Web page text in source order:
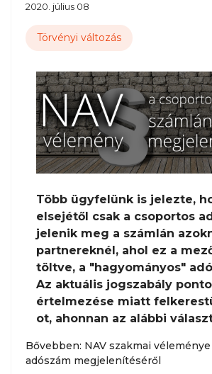
2020. július 08
Törvényi változás
Több ügyfelünk is jelezte,
elsejétől csak a csoportos
jelenik meg a számlán
partnereknél, ahol ez a
töltve, a "hagyományos"
Az aktuális jogszabály
értelmezése miatt
ot, ahonnan az alábbi
Bővebben: NAV szakmai
adószám megjelenítéséről